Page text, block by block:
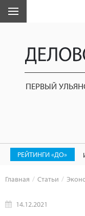
ПЕРВЫЙ
РЕЙТИНГИ «ДО»
Главная Статьи
14.12.2021